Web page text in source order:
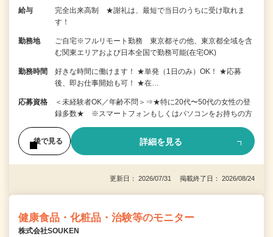
給与
完全出来高制 ★謝礼は、最短で当日のうちに受け取れま
す！
勤務地
ご自宅※フルリモート勤務 東京都その他、東京都全域を含
む関東エリアおよび日本全国で勤務可能(在宅OK)
勤務時間
好きな時間に働けます！ ★単発（1日のみ）OK！ ★応募
後、即お仕事開始も可！ ★在…
応募資格
＜未経験者OK／年齢不問＞⇒★特に20代〜50代の女性の登
録多数★ ※スマートフォンもしくはパソコンをお持ちの方
後で見る 詳細を見る
更新日： 2026/07/31 掲載終了日： 2026/08/24
健康食品・化粧品・治験等のモニター
株式会社SOUKEN